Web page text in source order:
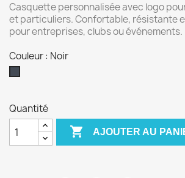
Casquette personnalisée avec logo
et particuliers. Confortable, résistante
pour entreprises, clubs ou événements.
Couleur : Noir
Quantité
 AJOUTER AU